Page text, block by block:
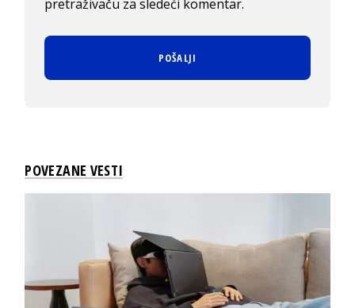
pretraživaču za sledeći komentar.
POVEZANE VESTI